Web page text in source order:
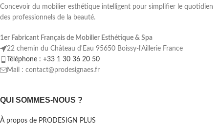
Concevoir du mobilier esthétique intelligent pour simplifier le quotidien
des professionnels de la beauté.
1er Fabricant Français de Mobilier Esthétique & Spa
22 chemin du Château d'Eau 95650 Boissy-l'Aillerie France
Téléphone : +33 1 30 36 20 50
Mail : contact@prodesignaes.fr
QUI SOMMES-NOUS ?
À propos de PRODESIGN PLUS